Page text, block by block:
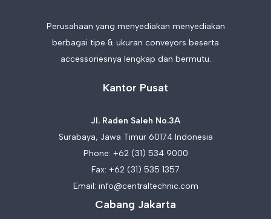
Perusahaan yang menyediakan menyediakan
berbagai tipe & ukuran conveyors beserta
accessoriesnya lengkap dan bermutu.
Kantor Pusat
Jl. Raden Saleh No.3A
Surabaya, Jawa Timur 60174 Indonesia
Phone: +62 (31) 534 9000
Fax: +62 (31) 535 1357
Email: info@centraltechnic.com
Cabang Jakarta